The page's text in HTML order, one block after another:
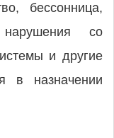
бессонница,
нарушения со
и другие
в назначении